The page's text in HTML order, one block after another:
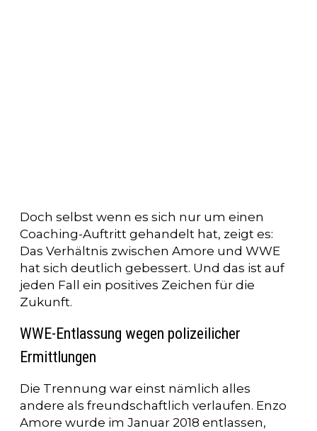
Doch selbst wenn es sich nur um einen
Coaching-Auftritt gehandelt hat, zeigt es:
Das Verhältnis zwischen Amore und WWE
hat sich deutlich gebessert. Und das ist auf
jeden Fall ein positives Zeichen für die
Zukunft.
WWE-Entlassung wegen polizeilicher
Ermittlungen
Die Trennung war einst nämlich alles
andere als freundschaftlich verlaufen. Enzo
Amore wurde im Januar 2018 entlassen,